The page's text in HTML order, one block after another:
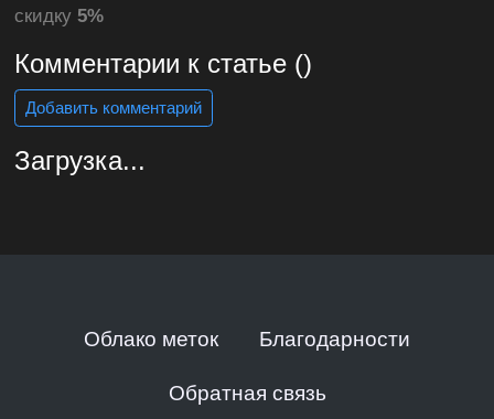
скидку5%
Комментарии к статье ()
Добавить комментарий
Загрузка...
Облако меток Благодарности
Обратная связь